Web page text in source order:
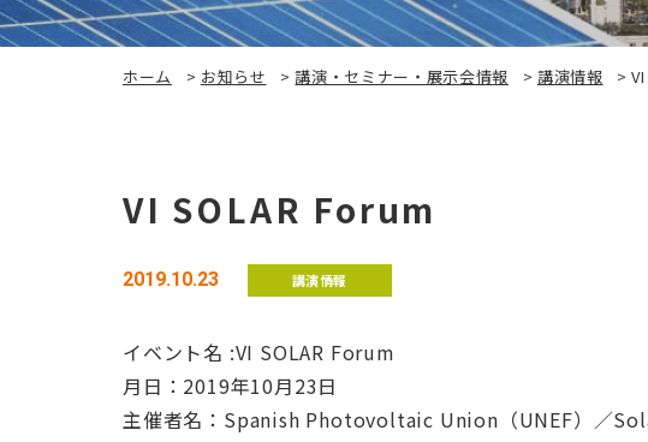
ホーム > お知らせ >講演・セミナー・展示会情報 > 講演情報 >
VI SOLAR Forum
2019.10.23 講演情報
イベント名 :VI SOLAR Forum
月日：2019年10月23日
主催者名：Spanish Photovoltaic Union（UNEF）／